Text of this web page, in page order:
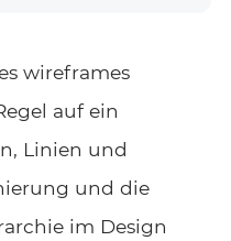
wireframes
auf ein
Linien und
und die
im Design